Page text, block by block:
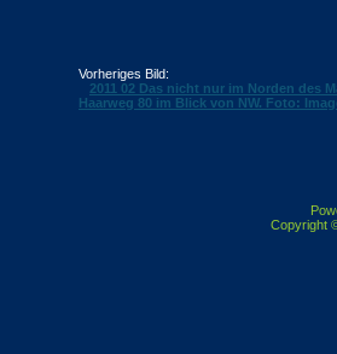
Vorheriges Bild:
2011 02 Das nicht nur im Norden des
Haarweg 80 im Blick von NW. Foto:
Copyright